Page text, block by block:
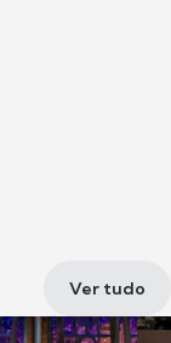
Ver tudo